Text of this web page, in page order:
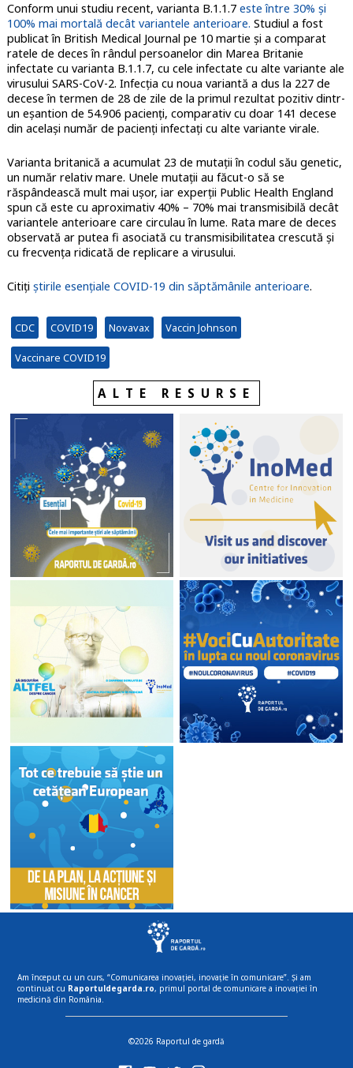
Conform unui studiu recent, varianta B.1.1.7 este între 30% și
100% mai mortală decât variantele anterioare. Studiul a fost
publicat în British Medical Journal pe 10 martie și a comparat
ratele de deces în rândul persoanelor din Marea Britanie
infectate cu varianta B.1.1.7, cu cele infectate cu alte variante ale
virusului SARS-CoV-2. Infecția cu noua variantă a dus la 227 de
decese în termen de 28 de zile de la primul rezultat pozitiv dintr-
un eșantion de 54.906 pacienți, comparativ cu doar 141 decese
din același număr de pacienți infectați cu alte variante virale.
Varianta britanică a acumulat 23 de mutații în codul său genetic,
un număr relativ mare. Unele mutații au făcut-o să se
răspândească mult mai ușor, iar experții Public Health England
spun că este cu aproximativ 40% – 70% mai transmisibilă decât
variantele anterioare care circulau în lume. Rata mare de deces
observată ar putea fi asociată cu transmisibilitatea crescută și
cu frecvența ridicată de replicare a virusului.
Citiți știrile esențiale COVID-19 din săptămânile anterioare.
CDC COVID19 Novavax Vaccin Johnson
Vaccinare COVID19
ALTE RESURSE
Am început cu un curs, “Comunicarea inovației, inovație în comunicare”. Și am
continuat cu Raportuldegarda.ro, primul portal de comunicare a inovației în
medicină din România.
©2026 Raportul de gardă